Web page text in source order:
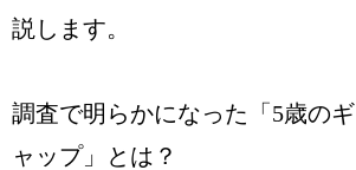
説します。
調査で明らかになった「5歳のギ
ャップ」とは？